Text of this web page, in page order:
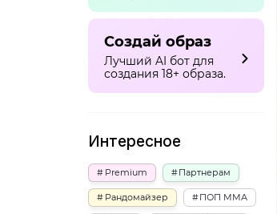
Создай образ
Лучший AI бот для
создания 18+ образа.
Интересное
Premium Партнерам
Рандомайзер ПОП ММА